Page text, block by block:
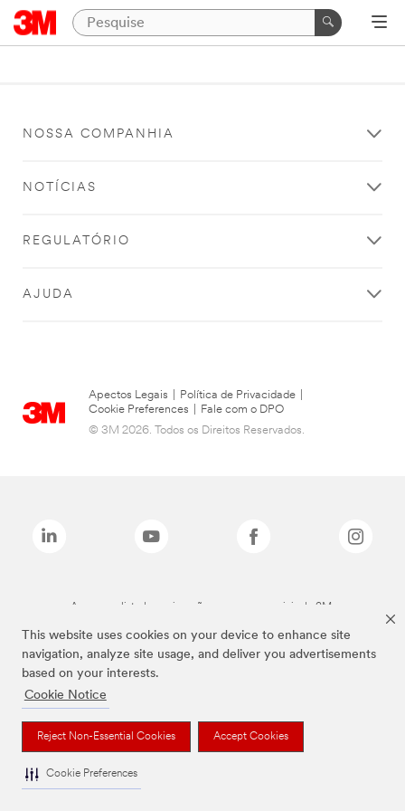
This website uses cookies on your device to enhance site
navigation, analyze site usage, and deliver you advertisements
based on your interests.
Cookie Notice
Reject Non-Essential Cookies Accept Cookies
Cookie Preferences
NOSSA COMPANHIA
NOTÍCIAS
REGULATÓRIO
AJUDA
Apectos Legais Política de Privacidade
Cookie Preferences
Fale com o DPO
© 3M 2026. Todos os Direitos Reservados.
As marcas listadas a cima são marcas comerciais da 3M.